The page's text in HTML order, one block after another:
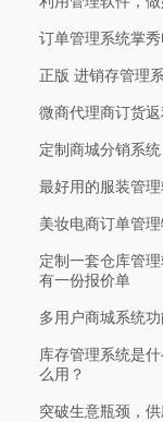
订单管理系统掌
正版 进销存管理
微商代理商订货
定制商城分销系
最好用的服装管
美妆电商订单管
定制一套仓库管
有一份报价单
多用户商城系统
库存管理系统是
么用？
突破生意瓶颈，